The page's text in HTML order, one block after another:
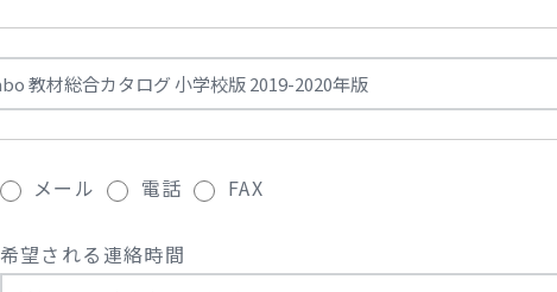
メール 電話 FAX
希望される連絡時間